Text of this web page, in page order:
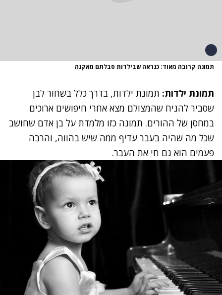
תמונה קרובה מאוד: כנראה שבילדות סבלתם מאקנה
תמונת ילדות: תמונת ילדות, בדרך כלל בשחור לבן
שסביר להניח שהמצולם מצא אחרי חיפושים ארוכים
במחסן של ההורים. תמונה כזו מלמדת על בן אדם שחושב
שכל מה שהיה בעבר עדיף ממה שיש בהווה, והרבה
פעמים הוא גם חי את העבר.